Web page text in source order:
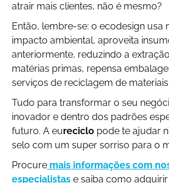
atrair mais clientes, não é mesmo?
Então, lembre-se: o ecodesign usa
impacto ambiental, aproveita
anteriormente, reduzindo a
matérias primas, repensa
serviços de reciclagem de materiais.
Tudo para transformar o seu
inovador e dentro dos padrões
futuro. A eureciclo pode te ajudar
selo com um super sorriso para o
Procure mais informações com
especialistas e saiba como